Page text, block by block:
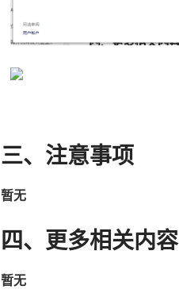
三、注意事项
暂无
四、更多相关内容
暂无